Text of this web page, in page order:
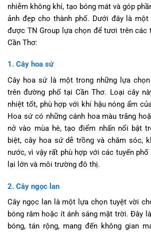
nhiễm không khí, tạo bóng mát và góp
ảnh đẹp cho thành phố. Dưới đây là
được TN Group lựa chọn để tươi trên các
Cần Thơ:
1. Cây hoa sứ
Cây hoa sứ là một trong những lựa
trên đường phố tại Cần Thơ. Loại cây
nhiệt tốt, phù hợp với khí hậu nóng ẩm
Hoa sứ có những cánh hoa màu trắng
nở vào mùa hè, tạo điểm nhấn nổi bật
biệt, cây hoa sứ dễ trồng và chăm sóc,
nước, vì vậy rất phù hợp với các tuyến
lại lớn và môi trường đô thị.
2. Cây ngọc lan
Cây ngọc lan là một lựa chọn tuyệt vời
bóng râm hoặc ít ánh sáng mặt trời. Đây
bóng, tán rộng, mang đến không gian